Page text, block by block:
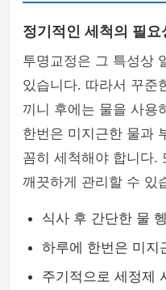
정기적인 세척의 필요
투명교정은 그 특성상
있습니다. 따라서 꾸준
끼니 후에는 물을 사용
한번은 미지근한 물과
꼼히 세척해야 합니다.
깨끗하게 관리할 수 있
식사 후 간단한 물
하루에 한번은 미지
주기적으로 세정제